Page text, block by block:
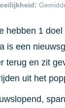
hebben 1
is een
terug en zit
uit het